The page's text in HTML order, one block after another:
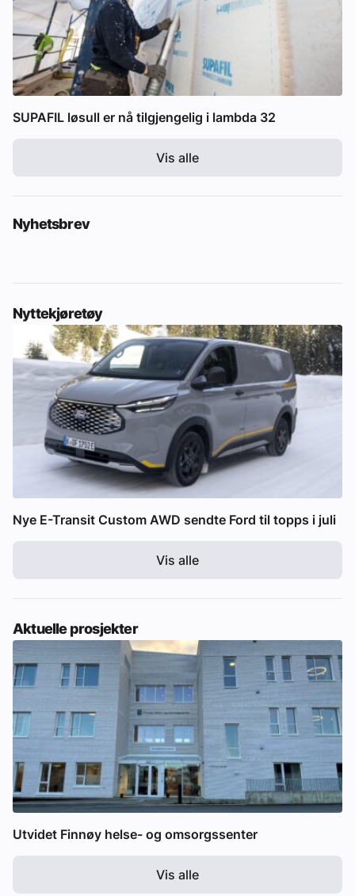
SUPAFIL løsull er nå tilgjengelig i lambda 32
Vis alle
Nyhetsbrev
Nyttekjøretøy
Nye E-Transit Custom AWD sendte Ford til topps i juli
Vis alle
Aktuelle prosjekter
Utvidet Finnøy helse- og omsorgssenter
Vis alle